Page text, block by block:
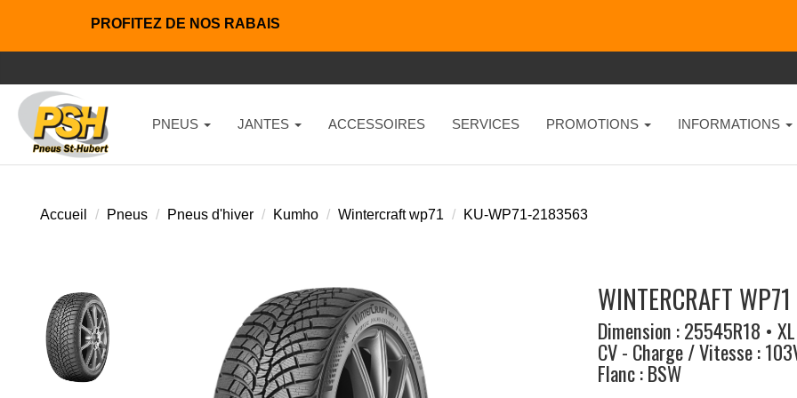
PROFITEZ DE NOS RABAIS
PNEUS JANTES ACCESSOIRES SERVICES PROMOTIONS INFORMATIONS
Accueil Pneus Pneus d'hiver Kumho Wintercraft wp71 KU-WP71-2183563
WINTERCRAFT
Dimension : 25545R18 • XL
CV - Charge / Vitesse :
Flanc : BSW